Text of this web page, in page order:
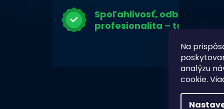
Na
analýzu
cookie.
Spoľahlivosť, odbornosť a
profesionalita – to je